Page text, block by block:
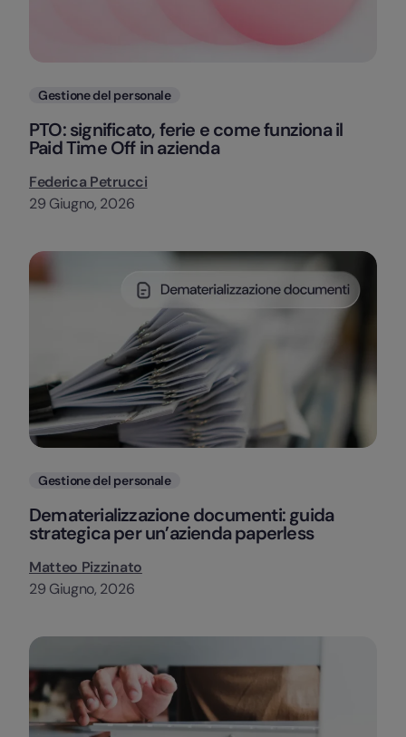
Categorie
Gestione del personale
PTO: significato, ferie e come funziona il
Paid Time Off in azienda
Federica Petrucci
29 Giugno, 2026
Categorie
Gestione del personale
Dematerializzazione documenti: guida
strategica per un’azienda paperless
Matteo Pizzinato
29 Giugno, 2026